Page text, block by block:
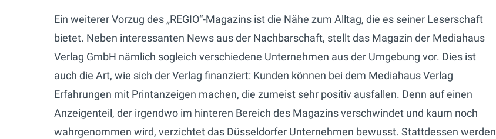
Ein weiterer Vorzug des „REGIO“-Magazins ist die Nähe zum Alltag, die es seiner Leserschaft
bietet. Neben interessanten News aus der Nachbarschaft, stellt das Magazin der Mediahaus
Verlag GmbH nämlich sogleich verschiedene Unternehmen aus der Umgebung vor. Dies ist
auch die Art, wie sich der Verlag finanziert: Kunden können bei dem Mediahaus Verlag
Erfahrungen mit Printanzeigen machen, die zumeist sehr positiv ausfallen. Denn auf einen
Anzeigenteil, der irgendwo im hinteren Bereich des Magazins verschwindet und kaum noch
wahrgenommen wird, verzichtet das Düsseldorfer Unternehmen bewusst. Stattdessen werden